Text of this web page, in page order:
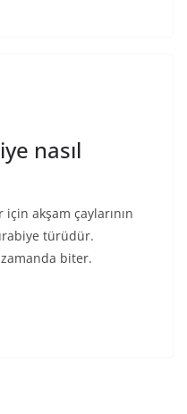
nasıl
akşam çaylarının
türüdür.
zamanda biter.